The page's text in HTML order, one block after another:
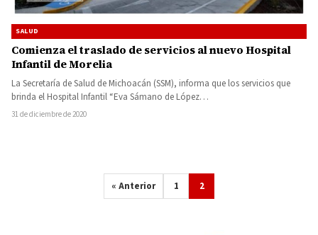
SALUD
Comienza el traslado de servicios al nuevo Hospital
Infantil de Morelia
La Secretaría de Salud de Michoacán (SSM), informa que los servicios que
brinda el Hospital Infantil “Eva Sámano de López…
31 de diciembre de 2020
« Anterior 1 2